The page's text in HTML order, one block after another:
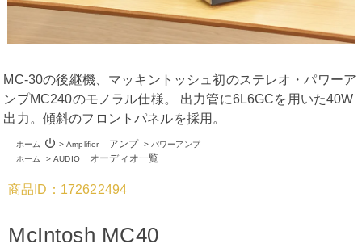
MC-30の後継機、マッキントッシュ初のステレオ・パワーア
ンプMC240のモノラル仕様。 出力管に6L6GCを用いた40W
出力。傾斜のフロントパネルを採用。
ホーム >
power_settings_new Amplifierアンプ > パワーアンプ
ホーム
>AUDIOオーディオ一覧
商品ID：172622494
McIntosh MC40